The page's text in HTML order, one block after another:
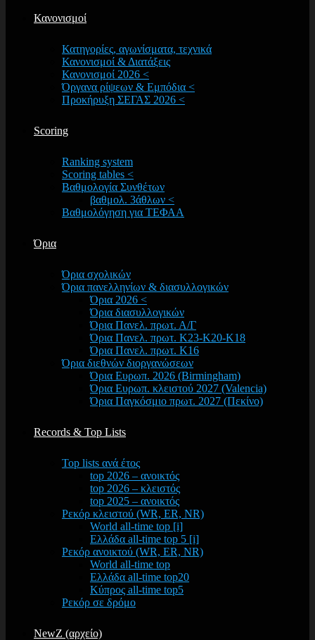
Κανονισμοί
Κατηγορίες, αγωνίσματα, τεχνικά
Κανονισμοί & Διατάξεις
Κανονισμοί 2026 <
Όργανα ρίψεων & Εμπόδια <
Προκήρυξη ΣΕΓΑΣ 2026 <
Scoring
Ranking system
Scoring tables <
Βαθμολογία Συνθέτων
βαθμολ. 3άθλων <
Βαθμολόγηση για ΤΕΦΑΑ
Όρια
Όρια σχολικών
Όρια πανελληνίων & διασυλλογικών
Όρια 2026 <
Όρια διασυλλογικών
Όρια Πανελ. πρωτ. Α/Γ
Όρια Πανελ. πρωτ. Κ23-Κ20-Κ18
Όρια Πανελ. πρωτ. Κ16
Όρια διεθνών διοργανώσεων
Όρια Ευρωπ. 2026 (Birmingham)
Όρια Ευρωπ. κλειστού 2027 (Valencia)
Όρια Παγκόσμιο πρωτ. 2027 (Πεκίνο)
Records & Top Lists
Top lists ανά έτος
top 2026 – ανοικτός
top 2026 – κλειστός
top 2025 – ανοικτός
Ρεκόρ κλειστού (WR, ER, NR)
World all-time top [i]
Ελλάδα all-time top 5 [i]
Ρεκόρ ανοικτού (WR, ER, NR)
World all-time top
Ελλάδα all-time top20
Κύπρος all-time top5
Ρεκόρ σε δρόμο
NewZ (αρχείο)